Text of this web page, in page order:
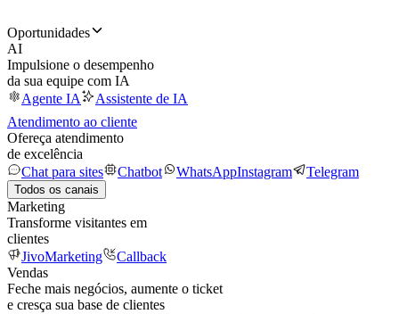
Oportunidades
AI
Impulsione o desempenho
da sua equipe com IA
Agente IA
Assistente de IA
Atendimento ao cliente
Ofereça atendimento
de excelência
Chat para sites
Chatbot WhatsAppInstagram Telegram
Todos os canais
Marketing
Transforme visitantes em
clientes
JivoMarketing
Callback
Vendas
Feche mais negócios, aumente o ticket
e cresça sua base de clientes